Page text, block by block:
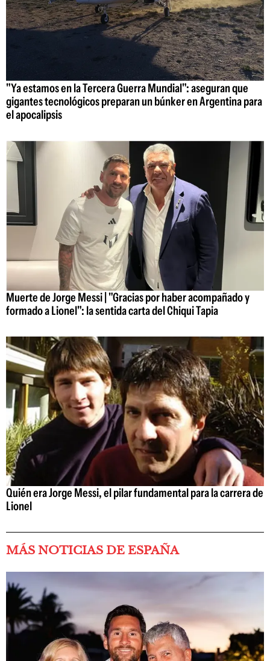
"Ya estamos en la Tercera Guerra Mundial": aseguran que
gigantes tecnológicos preparan un búnker en Argentina para
el apocalipsis
Muerte de Jorge Messi | "Gracias por haber acompañado y
formado a Lionel": la sentida carta del Chiqui Tapia
Quién era Jorge Messi, el pilar fundamental para la carrera de
Lionel
MÁS NOTICIAS DE ESPAÑA